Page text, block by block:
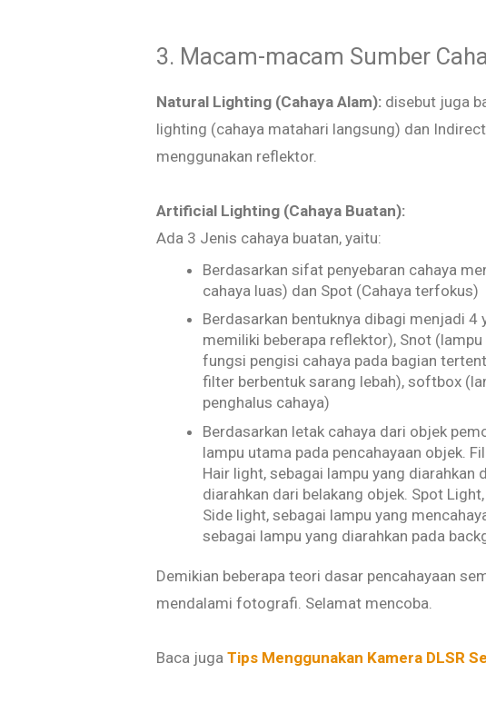
3. Macam-macam Sumber
Natural Lighting (Cahaya Alam): disebut juga
lighting (cahaya matahari langsung) dan
menggunakan reflektor.
Artificial Lighting (Cahaya Buatan):
Ada 3 Jenis cahaya buatan, yaitu:
Berdasarkan sifat penyebaran cahaya
cahaya luas) dan Spot (Cahaya terfokus)
Berdasarkan bentuknya dibagi menjadi
memiliki beberapa reflektor), Snot
fungsi pengisi cahaya pada bagian
filter berbentuk sarang lebah), softbox
penghalus cahaya)
Berdasarkan letak cahaya dari objek
lampu utama pada pencahayaan objek.
Hair light, sebagai lampu yang diarahkan
diarahkan dari belakang objek. Spot
Side light, sebagai lampu yang
sebagai lampu yang diarahkan pada
Demikian beberapa teori dasar pencahayaan
mendalami fotografi. Selamat mencoba.
Baca juga Tips Menggunakan Kamera DLSR